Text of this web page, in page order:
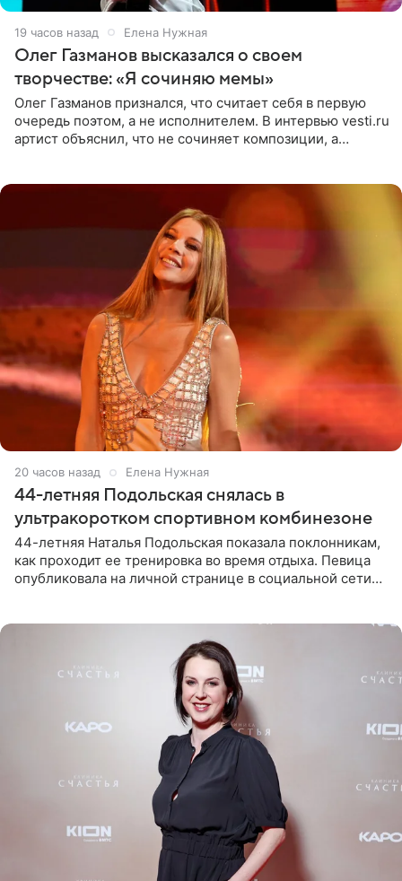
19 часов назад Елена Нужная
Олег Газманов высказался о своем
творчестве: «Я сочиняю мемы»
Олег Газманов признался, что считает себя в первую
очередь поэтом, а не исполнителем. В интервью vesti.ru
артист объяснил, что не сочиняет композиции, а
20 часов назад Елена Нужная
44-летняя Подольская снялась в
ультракоротком спортивном комбинезоне
44-летняя Наталья Подольская показала поклонникам,
как проходит ее тренировка во время отдыха. Певица
опубликовала на личной странице в социальной сети